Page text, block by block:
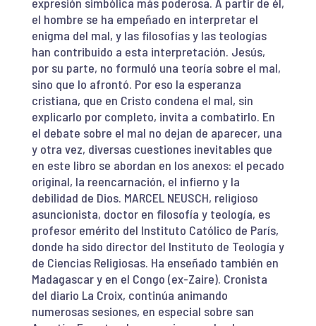
el hombre se ha empeñado en interpretar el
enigma del mal, y las filosofías y las teologías
han contribuido a esta interpretación. Jesús,
por su parte, no formuló una teoría sobre el mal,
sino que lo afrontó. Por eso la esperanza
cristiana, que en Cristo condena el mal, sin
explicarlo por completo, invita a combatirlo. En
el debate sobre el mal no dejan de aparecer, una
y otra vez, diversas cuestiones inevitables que
en este libro se abordan en los anexos: el pecado
original, la reencarnación, el infierno y la
debilidad de Dios. MARCEL NEUSCH, religioso
asuncionista, doctor en filosofía y teología, es
profesor emérito del Instituto Católico de París,
donde ha sido director del Instituto de Teología y
de Ciencias Religiosas. Ha enseñado también en
Madagascar y en el Congo (ex-Zaire). Cronista
del diario La Croix, continúa animando
numerosas sesiones, en especial sobre san